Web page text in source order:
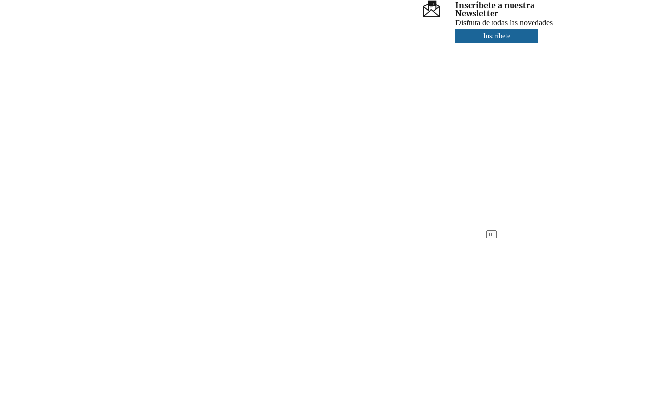
Inscríbete a nuestra
Newsletter
Disfruta de todas las novedades
Inscríbete